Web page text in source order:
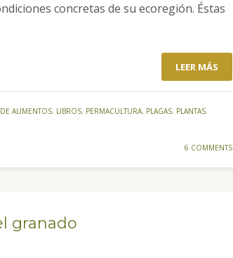
concretas de su ecoregión. Éstas
LEER MÁS
ALIMENTOS, LIBROS, PERMACULTURA, PLAGAS, PLANTAS,
6 COMMENTS
granado